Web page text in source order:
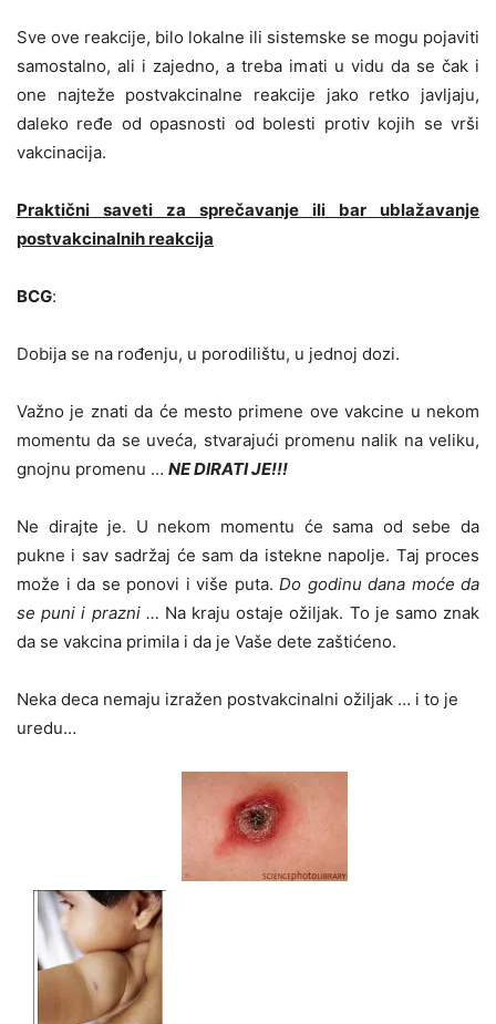
Sve ove reakcije, bilo lokalne ili sistemske se mogu pojaviti
samostalno, ali i zajedno, a treba imati u vidu da se čak i
one najteže postvakcinalne reakcije jako retko javljaju,
daleko ređe od opasnosti od bolesti protiv kojih se vrši
vakcinacija.
Praktični saveti za sprečavanje ili bar ublažavanje
postvakcinalnih reakcija
BCG:
Dobija se na rođenju, u porodilištu, u jednoj dozi.
Važno je znati da će mesto primene ove vakcine u nekom
momentu da se uveća, stvarajući promenu nalik na veliku,
gnojnu promenu … NE DIRATI JE!!!
Ne dirajte je. U nekom momentu će sama od sebe da
pukne i sav sadržaj će sam da istekne napolje. Taj proces
može i da se ponovi i više puta. Do godinu dana moće da
se puni i prazni … Na kraju ostaje ožiljak. To je samo znak
da se vakcina primila i da je Vaše dete zaštićeno.
Neka deca nemaju izražen postvakcinalni ožiljak … i to je
uredu…